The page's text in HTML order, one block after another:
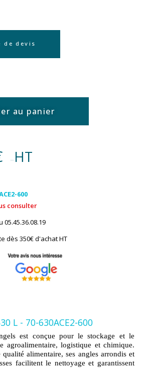
de devis
au panier
HT
600
consulter
dès 350€ d'achat​ HT
L - 70-630ACE2-600
est conçue pour le stockage et le
agroalimentaire, logistique et chimique.
qualité alimentaire, ses angles arrondis et
facilitent le nettoyage et garantissent